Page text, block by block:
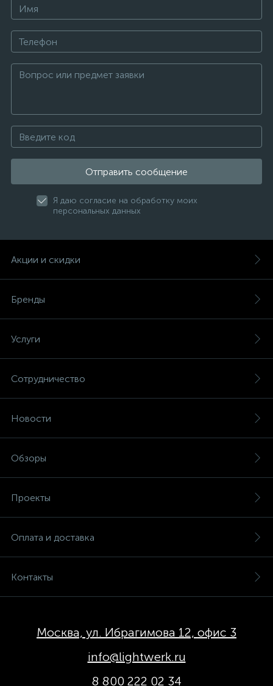
Отправить сообщение
Я даю согласие на обработку моих
персональных данных
Акции и скидки
Бренды
Услуги
Сотрудничество
Новости
Обзоры
Проекты
Оплата и доставка
Контакты
Москва, ул. Ибрагимова 12, офис 3
info@lightwerk.ru
8 800 222 02 34